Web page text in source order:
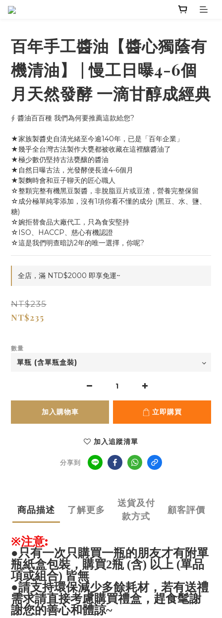
百年手工醬油【醬心獨蔭有
機清油】 | 慢工日曝4-6個
月天然發酵 一滴甘醇成經典
∮ 醬油百百種 我們為何要推薦這款給您?
★家族製醬史自清光緒至今逾140年，已是「百年企業」
★幾乎全台灣古法製作大甕都被收藏在這裡釀醬油了
★極少數仍堅持古法甕釀的醬油
★自然日曝古法，光發酵便長達4-6個月
★製麴時會和豆子聊天的匠心職人
☆整顆完整有機黑豆製醬，非脫脂豆片或豆渣，營養完整保留
☆成分極單純零添加，沒有1項你看不懂的成分 (黑豆、水、鹽、
糖)
☆婉拒替食品大廠代工，只為食安堅持
☆ISO、HACCP、慈心有機認證
☆這是我們明查暗訪2年的唯一選擇，你呢?
全店，滿 NTD$2000 即享免運~
NT$235
NT$235
數量
加入購物車 立即購買
加入追蹤清單
分享到
商品描述 了解更多
送貨及付
款方式
顧客評價
※注意:
●只有一次只購買一瓶的朋友才有附單
瓶紙盒包裝， 購買2瓶(含) 以上 (單品
項或組合) 皆無
●請支持環保減少多餘耗材，若有送禮
需求請直接考慮購買禮盒， 趕食髦謝
謝您的善心和體諒~